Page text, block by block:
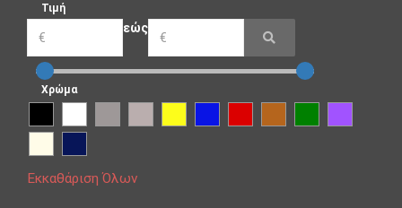
Τιμή
εώς
Χρώμα
Εκκαθάριση Όλων